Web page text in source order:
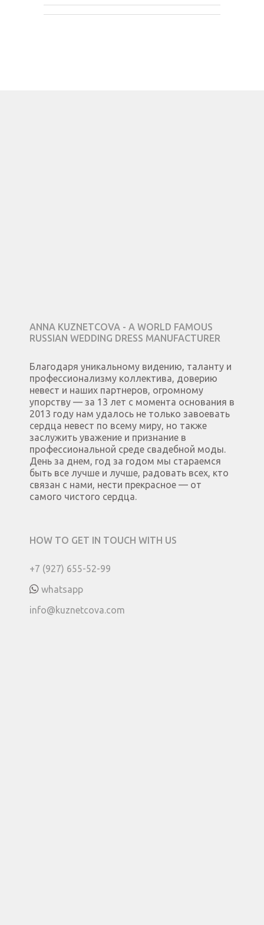
ANNA KUZNETCOVA - A WORLD FAMOUS
RUSSIAN WEDDING DRESS MANUFACTURER
Благодаря уникальному видению, таланту и
профессионализму коллектива, доверию
невест и наших партнеров, огромному
упорству — за 13 лет с момента основания в
2013 году нам удалось не только завоевать
сердца невест по всему миру, но также
заслужить уважение и признание в
профессиональной среде свадебной моды.
День за днем, год за годом мы стараемся
быть все лучше и лучше, радовать всех, кто
связан с нами, нести прекрасное — от
самого чистого сердца.
HOW TO GET IN TOUCH WITH US
+7 (927) 655-52-99
whatsapp
info@kuznetcova.com